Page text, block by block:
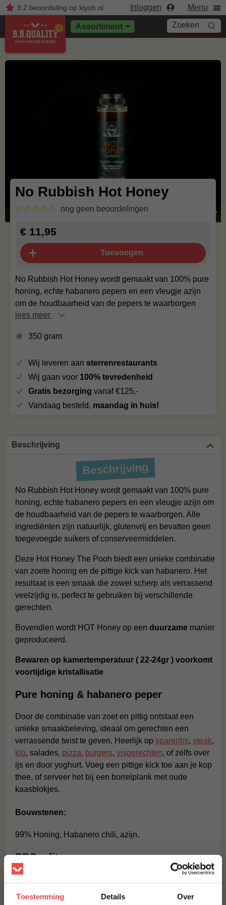
Toestemming Details Over
9,2 beoordelingop kiyoh.nl Inloggen Menu
Assortiment Zoeken
No Rubbish Hot Honey
nog geen beoordelingen
No Rubbish Hot Honey wordt gemaakt van 100% pure
honing, echte habanero pepers en een vleugje azijn
om de houdbaarheid van de pepers te waarborgen
lees meer
350 gram
€ 11,95
Toevoegen
Wij leveren aan sterrenrestaurants
Wij gaan voor 100% tevredenheid
Gratis bezorging vanaf €125,-
Vandaag besteld, maandag in huis!
Beschrijving
Beschrijving
No Rubbish Hot Honey wordt gemaakt van 100% pure
honing, echte habanero pepers en een vleugje azijn om
de houdbaarheid van de pepers te waarborgen. Alle
ingrediënten zijn natuurlijk, glutenvrij en bevatten geen
toegevoegde suikers of conserveermiddelen.
Deze Hot Honey The Pooh biedt een unieke combinatie
van zoete honing en de pittige kick van habanero. Het
resultaat is een smaak die zowel scherp als verrassend
veelzijdig is, perfect te gebruiken bij verschillende
gerechten.
Bovendien wordt HOT Honey op een duurzame manier
geproduceerd.
Bewaren op kamertemperatuur ( 22-24gr ) voorkomt
voortijdige kristallisatie
Pure honing & habanero peper
Door de combinatie van zoet en pittig ontstaat een
unieke smaakbeleving, ideaal om gerechten een
verrassende twist te geven. Heerlijk op spareribs, steak,
kip, salades, pizza, burgers, visgerechten, of zelfs over
ijs en door yoghurt. Voeg een pittige kick toe aan je kop
thee, of serveer het bij een borrelplank met oude
kaasblokjes.
Bouwstenen:
99% Honing, Habanero chili, azijn.
BBQuality
rub